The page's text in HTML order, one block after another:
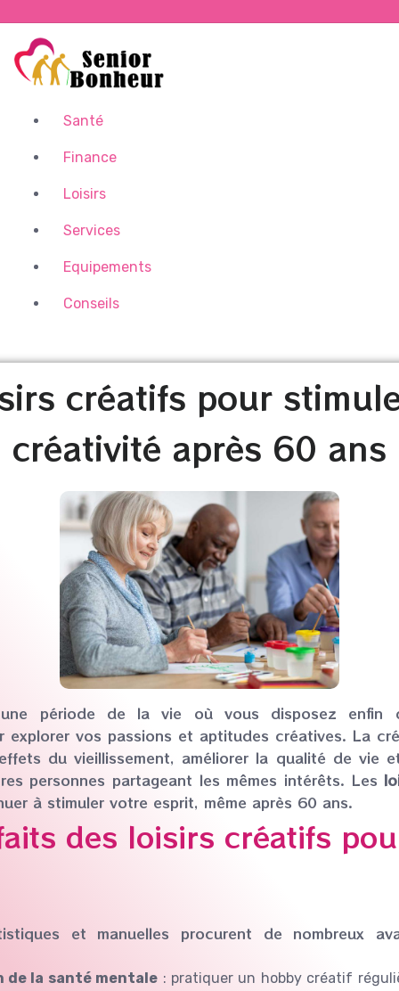
Santé
Finance
Loisirs
Services
Equipements
Conseils
créatifs pour
créativité après 60 ans
période de la vie où vous disposez enfin
explorer vos passions et aptitudes créatives. La
du vieillissement, améliorer la qualité de vie
personnes partageant les mêmes intérêts. Les
à stimuler votre esprit, même après 60 ans.
des loisirs créatifs
et manuelles procurent de nombreux
de la santé mentale : pratiquer un hobby créatif